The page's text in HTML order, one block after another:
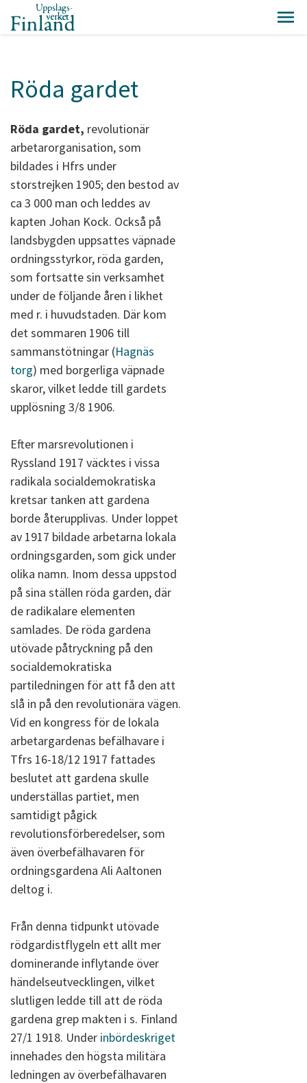
Röda gardet
Röda gardet, revolutionär
arbetarorganisation, som
bildades i Hfrs under
storstrejken 1905; den bestod av
ca 3 000 man och leddes av
kapten Johan Kock. Också på
landsbygden uppsattes väpnade
ordningsstyrkor, röda garden,
som fortsatte sin verksamhet
under de följande åren i likhet
med r. i huvudstaden. Där kom
det sommaren 1906 till
sammanstötningar (Hagnäs
torg) med borgerliga väpnade
skaror, vilket ledde till gardets
upplösning 3/8 1906.
Efter marsrevolutionen i
Ryssland 1917 väcktes i vissa
radikala socialdemokratiska
kretsar tanken att gardena
borde återupplivas. Under loppet
av 1917 bildade arbetarna lokala
ordningsgarden, som gick under
olika namn. Inom dessa uppstod
på sina ställen röda garden, där
de radikalare elementen
samlades. De röda gardena
utövade påtryckning på den
socialdemokratiska
partiledningen för att få den att
slå in på den revolutionära vägen.
Vid en kongress för de lokala
arbetargardenas befälhavare i
Tfrs 16-18/12 1917 fattades
beslutet att gardena skulle
underställas partiet, men
samtidigt pågick
revolutionsförberedelser, som
även överbefälhavaren för
ordningsgardena Ali Aaltonen
deltog i.
Från denna tidpunkt utövade
rödgardistflygeln ett allt mer
dominerande inflytande över
händelseutvecklingen, vilket
slutligen ledde till att de röda
gardena grep makten i s. Finland
27/1 1918. Under inbördeskriget
innehades den högsta militära
ledningen av överbefälhavaren